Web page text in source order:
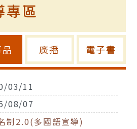
專區
廣播 電子書
03/11
08/07
制2.0(多國語宣導)